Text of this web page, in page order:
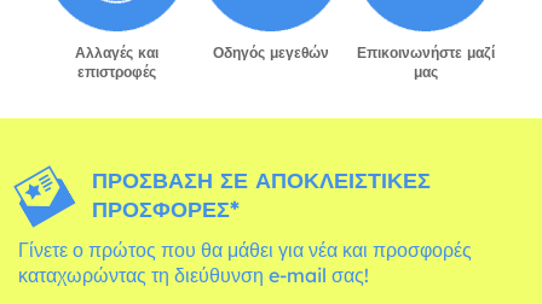
Αλλαγές και
επιστροφές
Οδηγός μεγεθών
Επικοινωνήστε μαζί
μας
ΠΡΌΣΒΑΣΗ ΣΕ ΑΠΟΚΛΕΙΣΤΙΚΈΣ
ΠΡΟΣΦΟΡΈΣ*
Γίνετε ο πρώτος που θα μάθει για νέα και προσφορές
καταχωρώντας τη διεύθυνση e-mail σας!